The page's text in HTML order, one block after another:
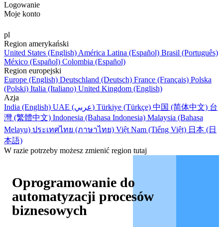
Logowanie
Moje konto
pl
Region amerykański
United States (English) América Latina (Español) Brasil (Português)
México (Español) Colombia (Español)
Region europejski
Europe (English) Deutschland (Deutsch) France (Français) Polska
(Polski) Italia (Italiano) United Kingdom (English)
Azja
India (English)
UAE (عربي) Türkiye (Türkçe) 中国 (简体中文) 台
灣 (繁體中文) Indonesia (Bahasa Indonesia) Malaysia (Bahasa
Melayu) ประเทศไทย (ภาษาไทย) Việt Nam (Tiếng Việt) 日本 (日
本語)
W razie potrzeby możesz zmienić region tutaj
Oprogramowanie do
automatyzacji procesów
biznesowych